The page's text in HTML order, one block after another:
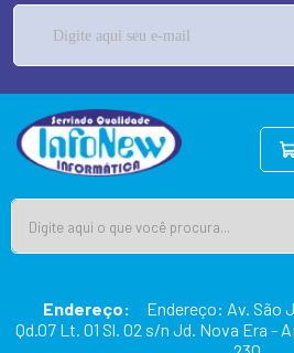
Endereço:
Endereço: Av. São
Qd.07 Lt. 01 Sl. 02 s/n Jd. Nova Era -